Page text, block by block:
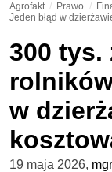
Agrofakt Prawo
Jeden błąd w
300 tys.
w
19 maja 2026,